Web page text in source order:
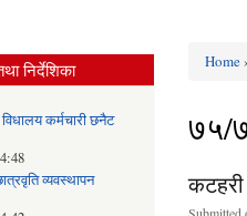
निर्देशिका
कर्मचारी छनैट
व्यवस्थापन
You
Home
७५/
Submitted